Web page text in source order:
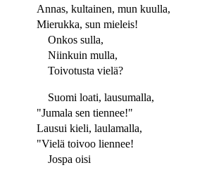
Annas, kultainen, mun kuulla,
Mierukka, sun mieleis!
Onkos sulla,
Niinkuin mulla,
Toivotusta vielä?
Suomi loati, lausumalla,
"Jumala sen tiennee!"
Lausui kieli, laulamalla,
"Vielä toivoo liennee!
Jospa oisi